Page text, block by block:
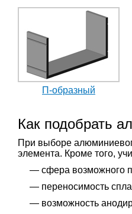
П-образный
Как подобрать
При выборе
элемента. Кроме того,
сфера возможного
переносимость
возможность